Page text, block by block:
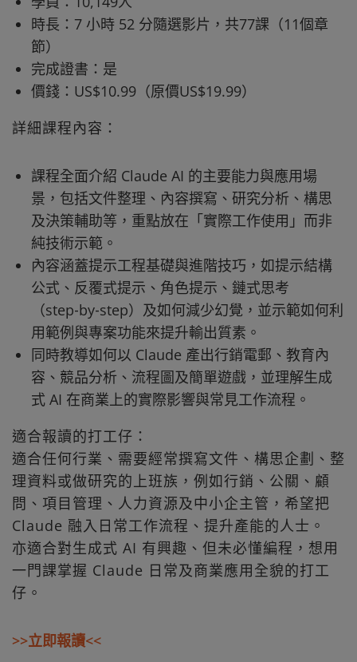
時長：7 小時 52 分隨選影片，共77課（11個章
節）
完成證書：是
價錢：US$10.99（原價US$19.99）
詳細課程內容：
課程全面介紹 Claude AI 的主要能力與應用場
景，包括文件整理、內容撰寫、研究分析、構思
及決策輔助等，重點放在「實際工作使用」而非
純技術示範。
內容涵蓋提示工程基礎與進階技巧，如提示結構
公式、反覆式提示、角色提示、鏈式思考
（step‑by‑step）及如何減少幻覺，並示範如何利
用範例與專案功能來提升輸出質素。
同時教導如何以 Claude 產出行銷電郵、教育內
容、競品分析、流程圖及簡單遊戲，並理解生成
式 AI 在商業上的實際影響與常見工作流程。
適合報讀的打工仔：
適合任何行業、需要經常撰寫文件、構思企劃、整
理資料或做研究的上班族，例如行銷、公關、顧
問、項目管理、人力資源及中小企主管，希望把
Claude 融入日常工作流程、提升產能的人士。
亦適合對生成式 AI 有興趣、但未必懂編程，想用
一門課掌握 Claude 日常及商業應用全貌的打工
仔。
>>立即報讀<<